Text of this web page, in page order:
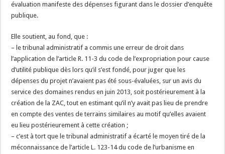
évaluation manifeste des dépenses figurant dans le dossier d’enquête
publique.
Elle soutient, au fond, que :
– le tribunal administratif a commis une erreur de droit dans
l’application de l’article R. 11-3 du code de l’expropriation pour cause
d’utilité publique dès lors qu’il s’est fondé, pour juger que les
dépenses du projet n’avaient pas été sous-évaluées, sur un avis du
service des domaines rendus en juin 2013, soit postérieurement à la
création de la ZAC, tout en estimant qu’il n’y avait pas lieu de prendre
en compte des ventes de terrains similaires au motif qu’elles avaient
eu lieu postérieurement à cette création ;
– c’est à tort que le tribunal administratif a écarté le moyen tiré de la
méconnaissance de l’article L. 123-14 du code de l’urbanisme en